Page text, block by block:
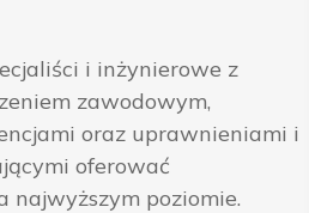
i inżynierowe z
zawodowym,
oraz uprawnieniami i
oferować
najwyższym poziomie.